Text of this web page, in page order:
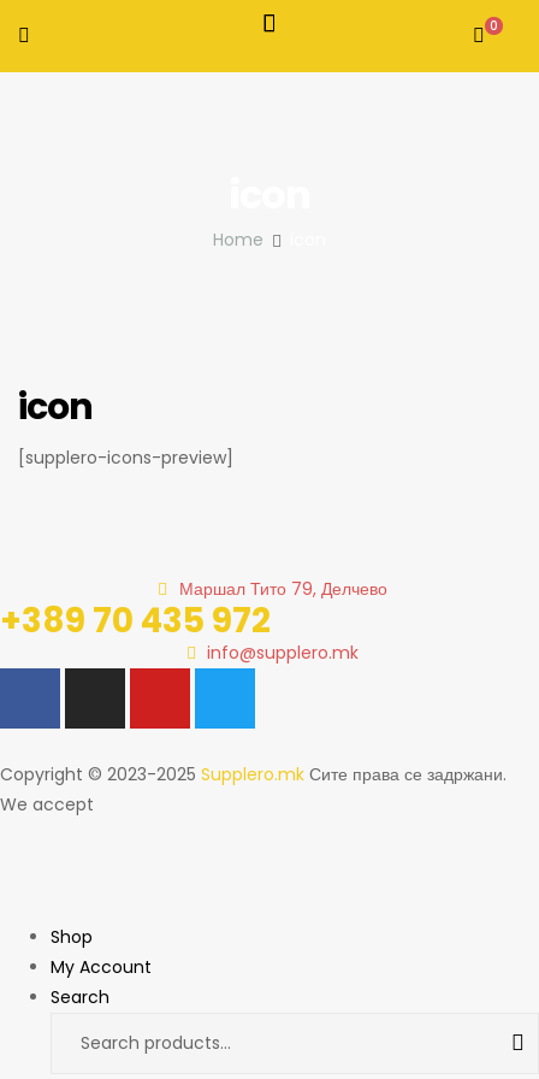
0
Home
icon
[supplero-icons-preview]
Маршал Тито 79, Делчево
+389 70 435 972
info@supplero.mk
Copyright © 2023-2025 Supplero.mk Сите права се задржани.
We accept
Shop
My Account
Search